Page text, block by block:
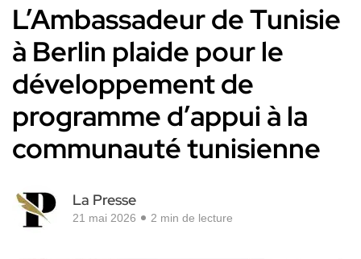
L’Ambassadeur de Tunisie
à Berlin plaide pour le
développement de
programme d’appui à la
communauté tunisienne
La Presse
21 mai 2026 2 min de lecture